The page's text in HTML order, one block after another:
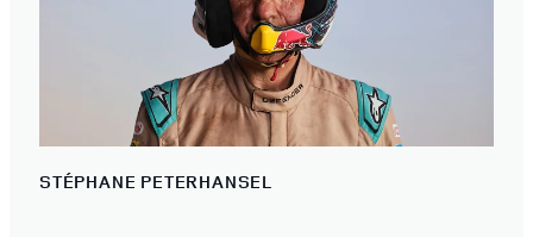
STÉPHANE PETERHANSEL